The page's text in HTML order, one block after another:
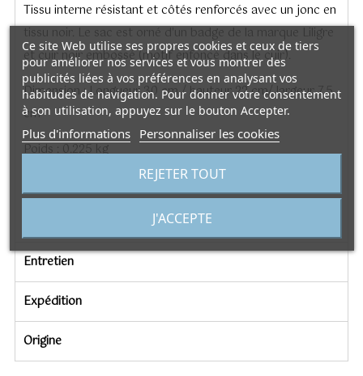
Tissu interne résistant et côtés renforcés avec un jonc en
tissu noir. Le sac est orné d'un badge de la marque Liligre
et cuir noir embossé (motif enfoncé dans le cuir).
Dimension : Longueur 30 cm / hauteur 22 cm/ largeur 7.5
cm
Poids : 0.225 kg
Note : Le travail d’artisanat implique des variations dans les
Entretien
Expédition
Origine
Ce site Web utilise ses propres cookies et ceux de tiers
pour améliorer nos services et vous montrer des
publicités liées à vos préférences en analysant vos
habitudes de navigation. Pour donner votre consentement
à son utilisation, appuyez sur le bouton Accepter.
Plus d'informations Personnaliser les cookies
REJETER TOUT
J'ACCEPTE